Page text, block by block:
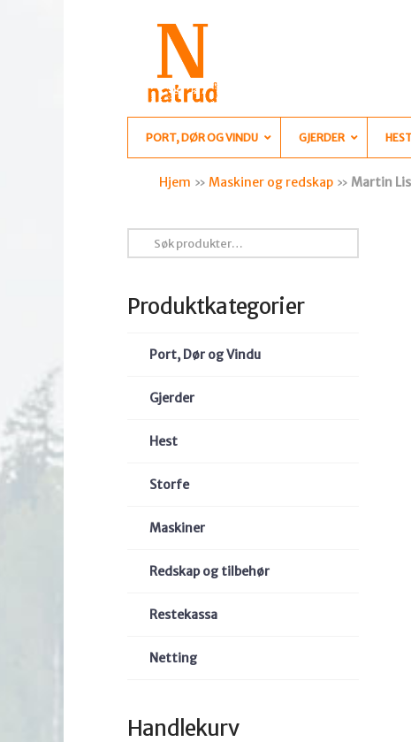
PORT, DØR OG VINDU GJERDER
Hjem » Maskiner og redskap » Martin
etter:
Produktkategorier
Port, Dør og Vindu
Gjerder
Hest
Storfe
Maskiner
Redskap og tilbehør
Restekassa
Netting
Handlekurv